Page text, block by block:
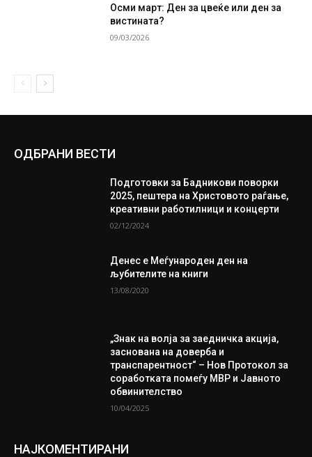
Осми март: Ден за цвеќе или ден за
вистината?
09/03/2026
ОДБРАНИ ВЕСТИ
Подготовки за Бадникови поворки
2025, пештера на Христовото раѓање,
креативни работилници и концерти
02/12/2024
Денес е Меѓународен ден на
љубителите на книги
13/08/2020
„Знак на волја за заедничка акција,
заснована на доверба и
транспарентност“ – Нов Протокол за
соработката помеѓу МВР и Јавното
обвинителство
10/04/2025
НАЈКОМЕНТИРАНИ